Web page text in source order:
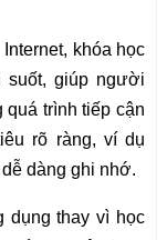
khóa học
suốt, giúp người
trình tiếp cận
rõ ràng, ví dụ
dàng ghi nhớ.
dụng thay vì học